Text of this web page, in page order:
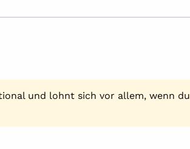
und lohnt sich vor allem, wenn du